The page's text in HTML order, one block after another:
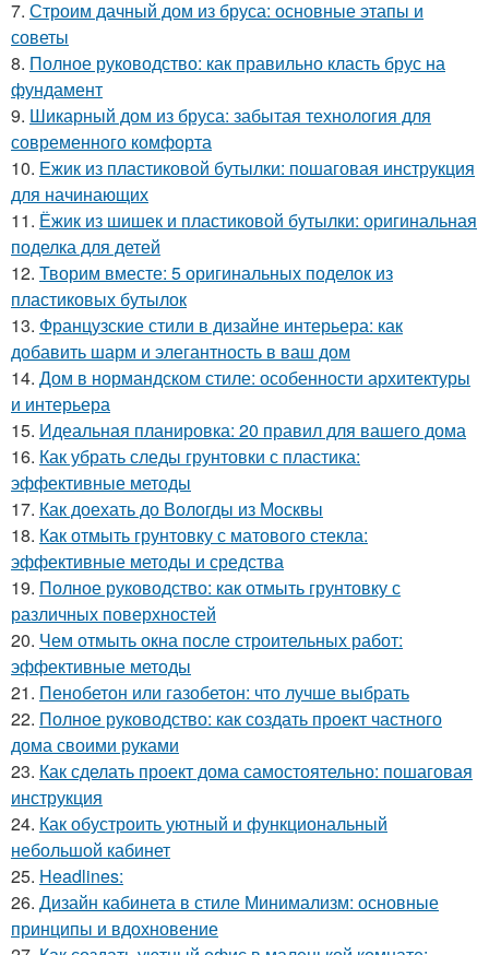
7. Строим дачный дом из бруса: основные этапы и
советы
8. Полное руководство: как правильно класть брус на
фундамент
9. Шикарный дом из бруса: забытая технология для
современного комфорта
10. Ежик из пластиковой бутылки: пошаговая инструкция
для начинающих
11. Ёжик из шишек и пластиковой бутылки: оригинальная
поделка для детей
12. Творим вместе: 5 оригинальных поделок из
пластиковых бутылок
13. Французские стили в дизайне интерьера: как
добавить шарм и элегантность в ваш дом
14. Дом в нормандском стиле: особенности архитектуры
и интерьера
15. Идеальная планировка: 20 правил для вашего дома
16. Как убрать следы грунтовки с пластика:
эффективные методы
17. Как доехать до Вологды из Москвы
18. Как отмыть грунтовку с матового стекла:
эффективные методы и средства
19. Полное руководство: как отмыть грунтовку с
различных поверхностей
20. Чем отмыть окна после строительных работ:
эффективные методы
21. Пенобетон или газобетон: что лучше выбрать
22. Полное руководство: как создать проект частного
дома своими руками
23. Как сделать проект дома самостоятельно: пошаговая
инструкция
24. Как обустроить уютный и функциональный
небольшой кабинет
25. Headlines:
26. Дизайн кабинета в стиле Минимализм: основные
принципы и вдохновение